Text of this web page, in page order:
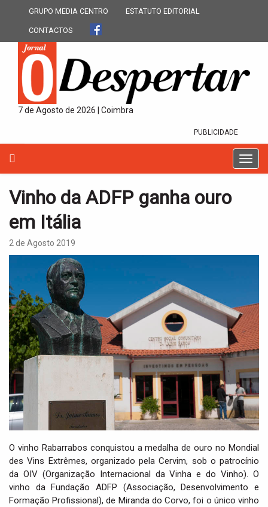
GRUPO MEDIA CENTRO ESTATUTO EDITORIAL
CONTACTOS
7 de Agosto de 2026 | Coimbra
PUBLICIDADE
T
o
t
i
o
n
Vinho da ADFP ganha ouro
em Itália
2 de Agosto 2019
O vinho Rabarrabos conquistou a medalha de ouro no Mondial
des Vins Extrêmes, organizado pela Cervim, sob o patrocínio
da OIV (Organização Internacional da Vinha e do Vinho). O
vinho da Fundação ADFP (Associação, Desenvolvimento e
Formação Profissional), de Miranda do Corvo, foi o único vinho